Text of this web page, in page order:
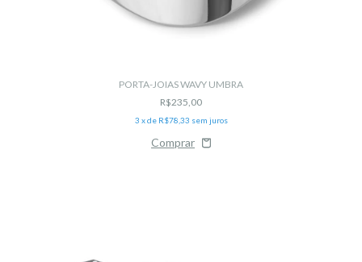
PORTA-JOIAS WAVY UMBRA
R$235,00
3 x de R$78,33 sem juros